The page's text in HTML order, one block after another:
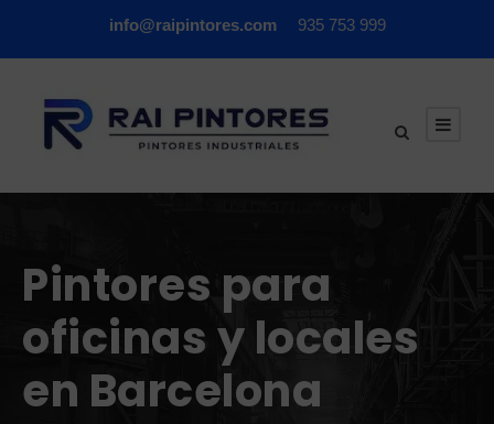
info@raipintores.com 935 753 999
Pintores para
oficinas y locales
en Barcelona